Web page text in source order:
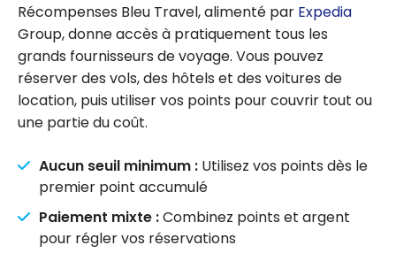
Récompenses Bleu Travel, alimenté par Expedia
Group, donne accès à pratiquement tous les
grands fournisseurs de voyage. Vous pouvez
réserver des vols, des hôtels et des voitures de
location, puis utiliser vos points pour couvrir tout ou
une partie du coût.
Aucun seuil minimum : Utilisez vos points dès le
premier point accumulé
Paiement mixte :Combinez points et argent
pour régler vos réservations